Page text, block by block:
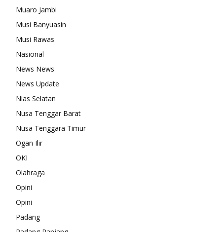
Muaro Jambi
Musi Banyuasin
Musi Rawas
Nasional
News News
News Update
Nias Selatan
Nusa Tenggar Barat
Nusa Tenggara Timur
Ogan Ilir
OKI
Olahraga
Opini
Opini
Padang